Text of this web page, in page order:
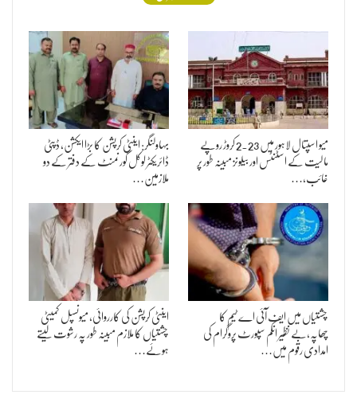
میو اسپتال لاہور میں 2.23 کروڑ روپے
مالیت کے اسٹنٹس اور بیلونز مبینہ طور پر
غائب،…
بہاولنگر: اینٹی کرپشن کا بڑا ایکشن، ڈپٹی
ڈائریکٹر لوکل گورنمنٹ کے دفتر کے دو
ملازمین…
چشتیاں میں ایف آئی اے ٹیم کا
چھاپہ،بے نظیر انکم سپورٹ پروگرام کی
امدادی رقوم میں…
اینٹی کرپشن کی کارروائی، میونسپل کمیٹی
چشتیاں کا ملازم مبینہ طور پہ رشوت لیتے
ہوئے…